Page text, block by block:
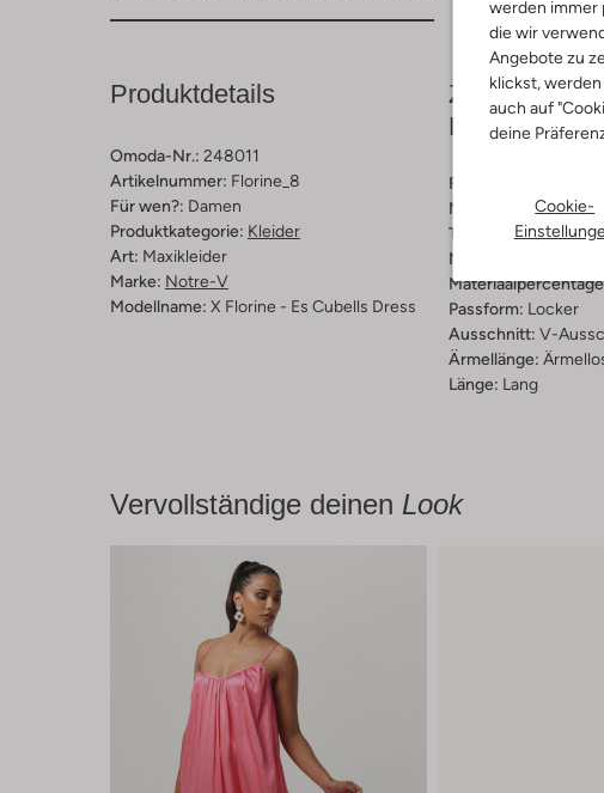
werden immer
die wir
Angebote zu
klickst,
auch auf
deine
Cookie-
Produktdetails
Omoda-Nr.: 248011
Artikelnummer: Florine_8
Für wen?: Damen
Produktkategorie: Kleider
Art: Maxikleider
Marke: Notre-V
Modellname: X Florine - Es Cubells Dress
Passform
Farbe :
Muster:
Gerade
Trends:
Wedding
Material:
Passform: Locker
Ausschnitt: V-
Ärmellänge:
Länge: Lang
Vervollständige deinen Look